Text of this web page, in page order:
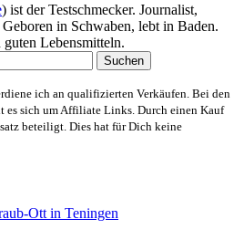
) ist der Testschmecker. Journalist,
in Schwaben, lebt in Baden.
guten Lebensmitteln.
ich an qualifizierten Verkäufen. Bei den
es sich um Affiliate Links. Durch einen Kauf
beteiligt. Dies hat für Dich keine